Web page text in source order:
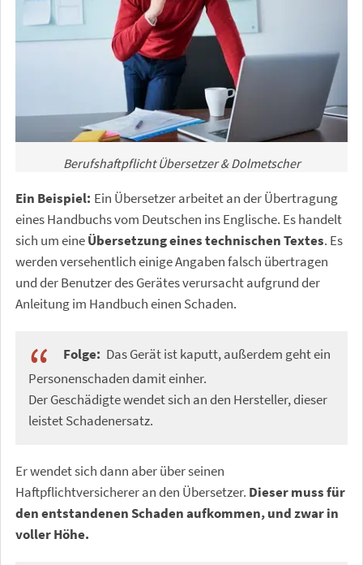
Berufshaftpflicht Übersetzer & Dolmetscher
Ein Beispiel: Ein Übersetzer arbeitet an der Übertragung
eines Handbuchs vom Deutschen ins Englische. Es handelt
sich um eineÜbersetzung eines technischen Textes. Es
werden versehentlich einige Angaben falsch übertragen
und der Benutzer des Gerätes verursacht aufgrund der
Anleitung im Handbuch einen Schaden.
Folge: Das Gerät ist kaputt, außerdem geht ein
Personenschaden damit einher.
Der Geschädigte wendet sich an den Hersteller, dieser
leistet Schadenersatz.
Er wendet sich dann aber über seinen
Haftpflichtversicherer an den Übersetzer. Dieser muss für
den entstandenen Schaden aufkommen, und zwar in
voller Höhe.